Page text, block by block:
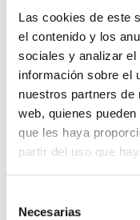
Las cookies de este
el contenido y los
sociales y analizar
información sobre el
nuestros partners de
web, quienes
que les haya
partir del uso que
Necesarias